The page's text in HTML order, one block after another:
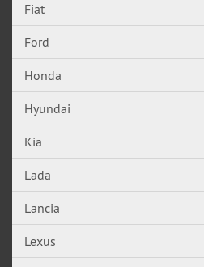
Fiat
Ford
Honda
Hyundai
Kia
Lada
Lancia
Lexus